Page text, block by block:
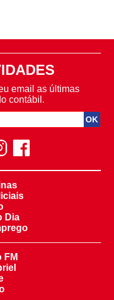
email as últimas
contábil.
Dia
FM